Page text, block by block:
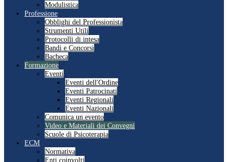
Modulistica
Professione
Obblighi del Professionista
Strumenti Utili
Protocolli di intesa
Bandi e Concorsi
Bacheca
Formazione
Eventi
Eventi dell'Ordine
Eventi Patrocinati
Eventi Regionali
Eventi Nazionali
Comunica un evento
Video e Materiali dei Convegni
Scuole di Psicoterapia
ECM
Normativa
Enti coinvolti